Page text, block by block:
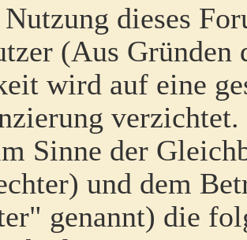
dieses
(Aus Gründen
wird auf eine
Sinne der
und dem
genannt) die